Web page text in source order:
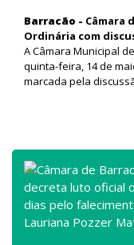
Barracão - Câmara
Ordinária com
A Câmara Municipal
quinta-feira, 14 de
marcada pela